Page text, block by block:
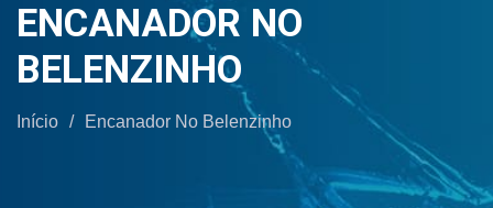
ENCANADOR NO
BELENZINHO
Início / Encanador No Belenzinho